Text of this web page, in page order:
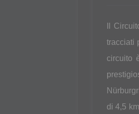
Il
tracciati
circuito
di 4,5